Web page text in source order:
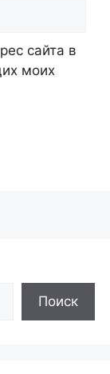
сайта в
моих
Поиск